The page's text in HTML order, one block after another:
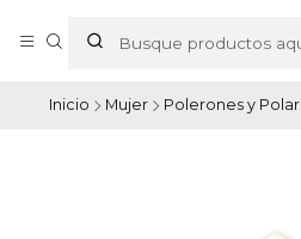
Inicio Mujer Polerones y Polar